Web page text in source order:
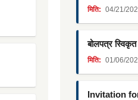
मिति: 04/21/
बोलपत्र
मिति: 01/06/
Invitation